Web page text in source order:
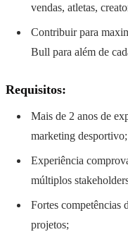
vendas, atletas,
Contribuir para
Bull para além de
Requisitos:
Mais de 2 anos de
marketing desportivo;
Experiência
múltiplos
Fortes competências
projetos;